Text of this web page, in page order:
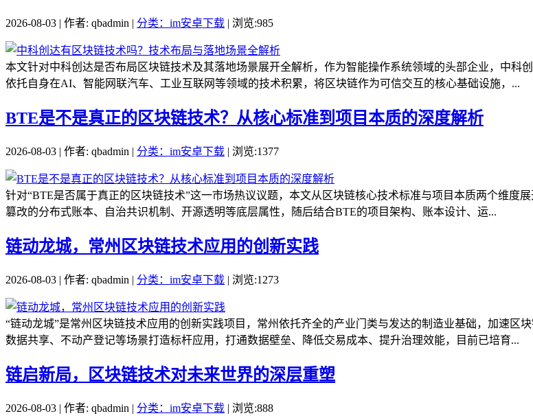
2026-08-03 | 作者: qbadmin | 分类：im安卓下载 | 浏览:985
本文针对中科创达是否布局区块链技术及其落地场景展开全解析，作为智能操作系统领域的头部企业，中科
依托自身在AI、智能网联汽车、工业互联网等领域的技术积累，将区块链作为可信交互的核心基础设施，...
BTE是不是真正的区块链技术？从核心标准到项目本质的深度解析
2026-08-03 | 作者: qbadmin | 分类：im安卓下载 | 浏览:1377
针对“BTE是否属于真正的区块链技术”这一市场热议议题，本文从区块链核心技术标准与项目本质两个维度
篡改的分布式账本、自治共识机制、开源透明等底层属性，随后结合BTE的项目架构、账本设计、运...
链动龙城，常州区块链技术应用的创新实践
2026-08-03 | 作者: qbadmin | 分类：im安卓下载 | 浏览:1273
“链动龙城”是常州区块链技术应用的创新实践项目，常州依托齐全的产业门类与发达的制造业基础，加速
数据共享、不动产登记等场景打造标杆应用，打通数据壁垒、降低交易成本、提升治理效能，目前已培育...
链启新局，区块链技术对未来世界的深层重塑
2026-08-03 | 作者: qbadmin | 分类：im安卓下载 | 浏览:888